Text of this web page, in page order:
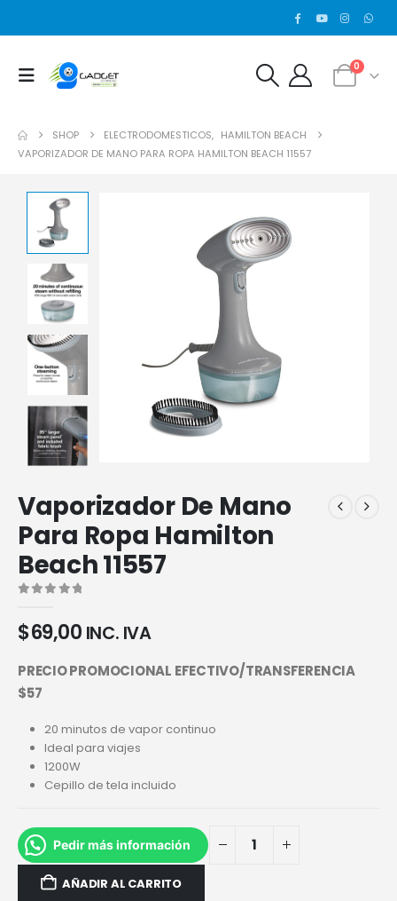
0
SHOP ELECTRODOMESTICOS, HAMILTON BEACH
VAPORIZADOR DE MANO PARA ROPA HAMILTON BEACH 11557
Vaporizador De Mano
Para Ropa Hamilton
Beach 11557
$69,00 INC. IVA
PRECIO PROMOCIONAL EFECTIVO/TRANSFERENCIA
$57
20 minutos de vapor continuo
Ideal para viajes
1200W
Cepillo de tela incluido
Pedir más información
AÑADIR AL CARRITO